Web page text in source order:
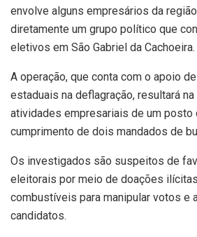
envolve alguns empresários da
diretamente um grupo político que
eletivos em São Gabriel da Cachoeira.
A operação, que conta com o apoio
estaduais na deflagração, resultará
atividades empresariais de um posto
cumprimento de dois mandados de
Os investigados são suspeitos de
eleitorais por meio de doações
combustíveis para manipular votos e
candidatos.